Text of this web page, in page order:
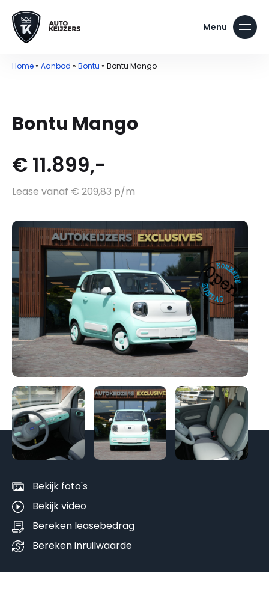
Home» Aanbod » Bontu » Bontu Mango
Bontu Mango
€ 11.899,-
Lease vanaf € 209,83 p/m
Bekijk foto's
Bekijk video
Bereken leasebedrag
Bereken inruilwaarde